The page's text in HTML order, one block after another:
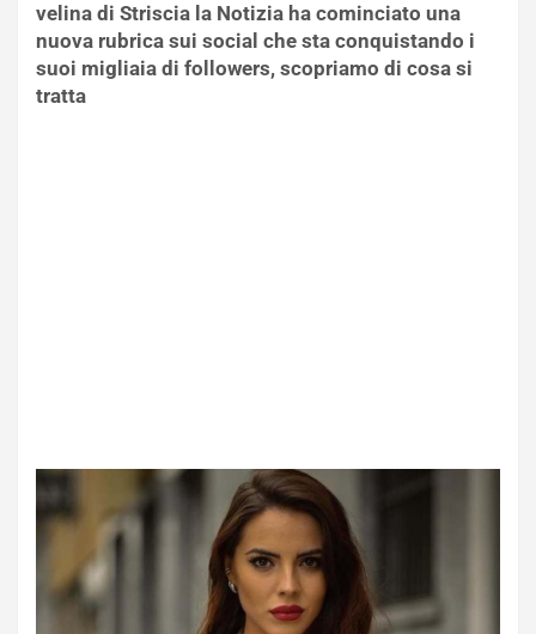
velina di Striscia la Notizia ha cominciato una
nuova rubrica sui social che sta conquistando i
suoi migliaia di followers, scopriamo di cosa si
tratta